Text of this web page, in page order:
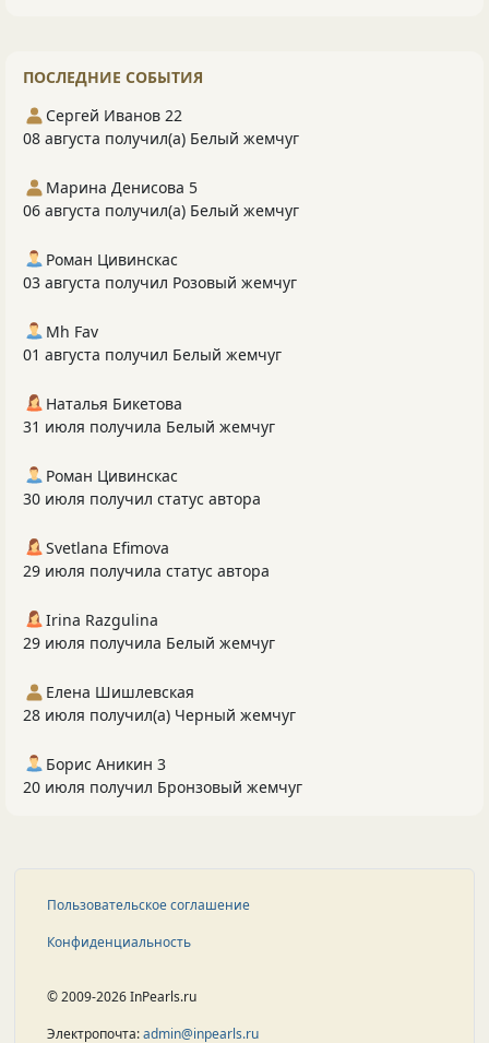
ПОСЛЕДНИЕ СОБЫТИЯ
Сергей Иванов 22
08 августа получил(а) Белый жемчуг
Марина Денисова 5
06 августа получил(а) Белый жемчуг
Роман Цивинскас
03 августа получил Розовый жемчуг
Mh Fav
01 августа получил Белый жемчуг
Наталья Бикетова
31 июля получила Белый жемчуг
Роман Цивинскас
30 июля получил статус автора
Svetlana Efimova
29 июля получила статус автора
Irina Razgulina
29 июля получила Белый жемчуг
Елена Шишлевская
28 июля получил(а) Черный жемчуг
Борис Аникин 3
20 июля получил Бронзовый жемчуг
Пользовательское соглашение
Конфиденциальность
© 2009-2026 InPearls.ru
Электропочта:admin@inpearls.ru